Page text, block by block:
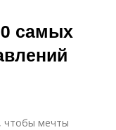
самых
чтобы мечты